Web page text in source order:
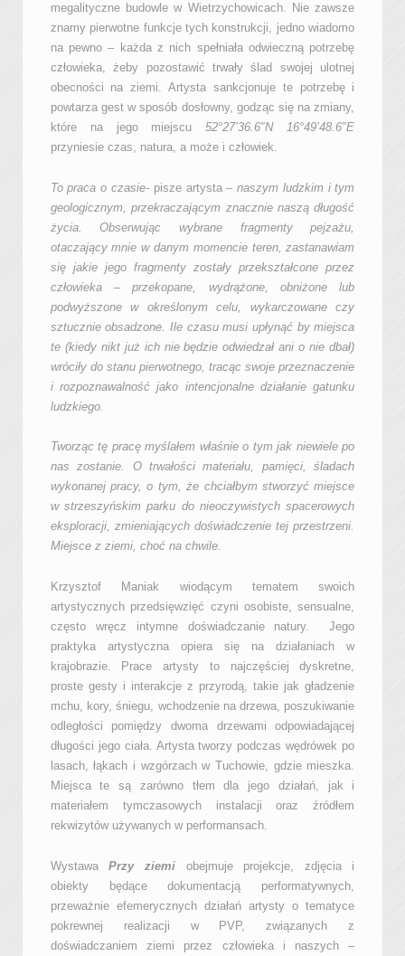
megalityczne budowle w Wietrzychowicach. Nie zawsze
znamy pierwotne funkcje tych konstrukcji, jedno wiadomo
na pewno – każda z nich spełniała odwieczną potrzebę
człowieka, żeby pozostawić trwały ślad swojej ulotnej
obecności na ziemi. Artysta sankcjonuje te potrzebę i
powtarza gest w sposób dosłowny, godząc się na zmiany,
które na jego miejscu52°27’36.6″N 16°49’48.6″E
przyniesie czas, natura, a może i człowiek.
To praca o czasie- pisze artysta– naszym ludzkim i tym
geologicznym, przekraczającym znacznie naszą długość
życia. Obserwując wybrane fragmenty pejzażu,
otaczający mnie w danym momencie teren, zastanawiam
się jakie jego fragmenty zostały przekształcone przez
człowieka – przekopane, wydrążone, obniżone lub
podwyższone w określonym celu, wykarczowane czy
sztucznie obsadzone. Ile czasu musi upłynąć by miejsca
te (kiedy nikt już ich nie będzie odwiedzał ani o nie dbał)
wróciły do stanu pierwotnego, tracąc swoje przeznaczenie
i rozpoznawalność jako intencjonalne działanie gatunku
ludzkiego.
Tworząc tę pracę myślałem właśnie o tym jak niewiele po
nas zostanie. O trwałości materiału, pamięci, śladach
wykonanej pracy, o tym, że chciałbym stworzyć miejsce
w strzeszyńskim parku do nieoczywistych spacerowych
eksploracji, zmieniających doświadczenie tej przestrzeni.
Miejsce z ziemi, choć na chwile.
Krzysztof Maniak wiodącym tematem swoich
artystycznych przedsięwzięć czyni osobiste, sensualne,
często wręcz intymne doświadczanie natury. Jego
praktyka artystyczna opiera się na działaniach w
krajobrazie. Prace artysty to najczęściej dyskretne,
proste gesty i interakcje z przyrodą, takie jak gładzenie
mchu, kory, śniegu, wchodzenie na drzewa, poszukiwanie
odległości pomiędzy dwoma drzewami odpowiadającej
długości jego ciała. Artysta tworzy podczas wędrówek po
lasach, łąkach i wzgórzach w Tuchowie, gdzie mieszka.
Miejsca te są zarówno tłem dla jego działań, jak i
materiałem tymczasowych instalacji oraz źródłem
rekwizytów używanych w performansach.
Wystawa Przy ziemiobejmuje projekcje, zdjęcia i
obiekty będące dokumentacją performatywnych,
przeważnie efemerycznych działań artysty o tematyce
pokrewnej realizacji w PVP, związanych z
doświadczaniem ziemi przez człowieka i naszych –